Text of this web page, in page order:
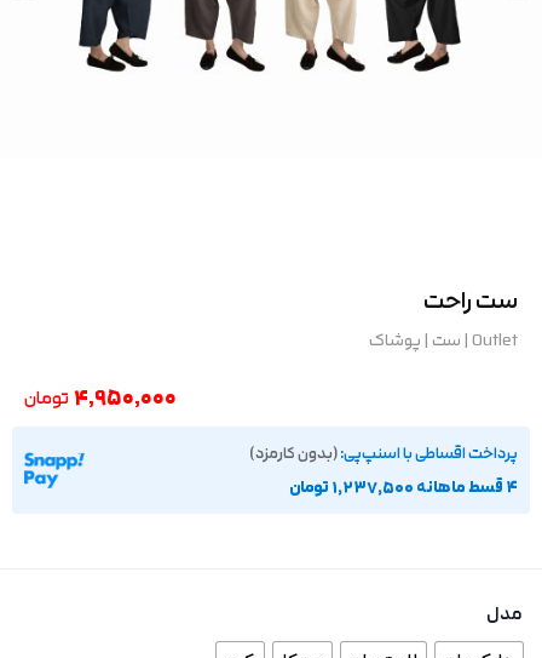
ست راحت
Outlet
|ست|پوشاک
4,950,000تومان
پرداخت اقساطی با اسنپ‌پی:(بدون کارمزد)
۴ قسط ماهانه 1,237,500 تومان
مدل